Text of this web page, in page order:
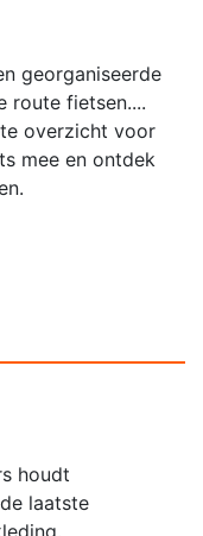
georganiseerde
route fietsen....
overzicht voor
mee en ontdek
houdt
laatste